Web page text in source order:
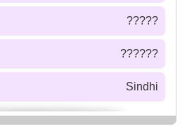
?????
??????
Sindhi